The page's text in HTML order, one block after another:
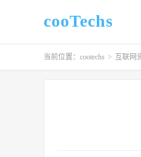
cooTechs
当前位置： cootechs > 互联网